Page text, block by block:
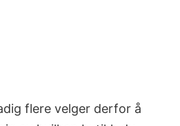
flere velger derfor å